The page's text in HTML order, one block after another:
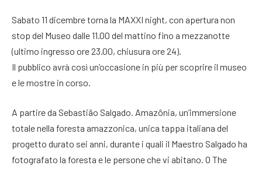
Sabato 11 dicembre torna la MAXXI night, con apertura non
stop del Museo dalle 11.00 del mattino fino a mezzanotte
(ultimo ingresso ore 23.00, chiusura ore 24).
Il pubblico avrà così un’occasione in più per scoprire il museo
e le mostre in corso.
A partire da Sebastião Salgado. Amazônia, un’immersione
totale nella foresta amazzonica, unica tappa italiana del
progetto durato sei anni, durante i quali il Maestro Salgado ha
fotografato la foresta e le persone che vi abitano. O The